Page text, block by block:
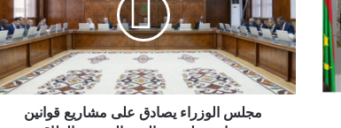
مجلس الوزراء يصادق على مشاريع قوانين